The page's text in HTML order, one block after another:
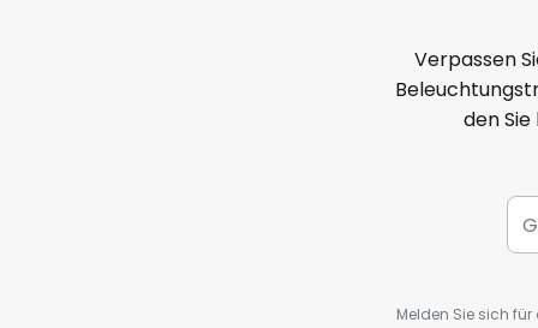
Verpassen
den
Melden Sie sich